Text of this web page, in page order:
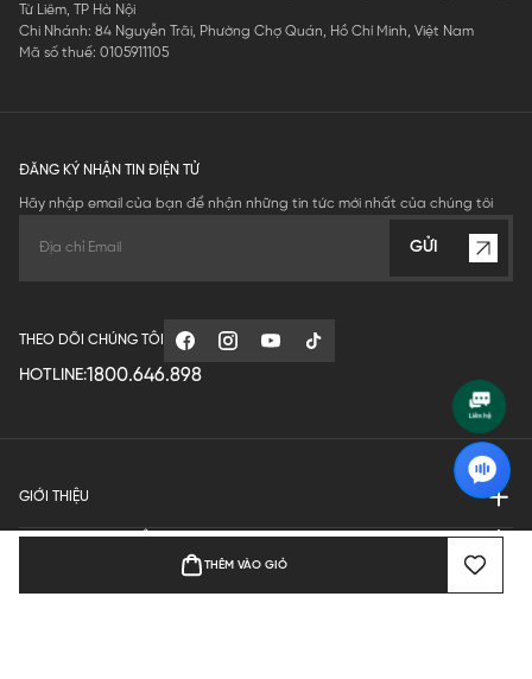
THÊM VÀO GIỎ
Từ Liêm, TP Hà Nội
Chi Nhánh: 84 Nguyễn Trãi, Phường Chợ Quán, Hồ Chí Minh, Việt Nam
Mã số thuế: 0105911105
ĐĂNG KÝ NHẬN TIN ĐIỆN TỬ
Hãy nhập email của bạn để nhận những tin tức mới nhất của chúng tôi
GỬI
THEO DÕI CHÚNG TÔI
HOTLINE:1800.646.898
GIỚI THIỆU
QUY ĐỊNH HOẠT ĐỘNG